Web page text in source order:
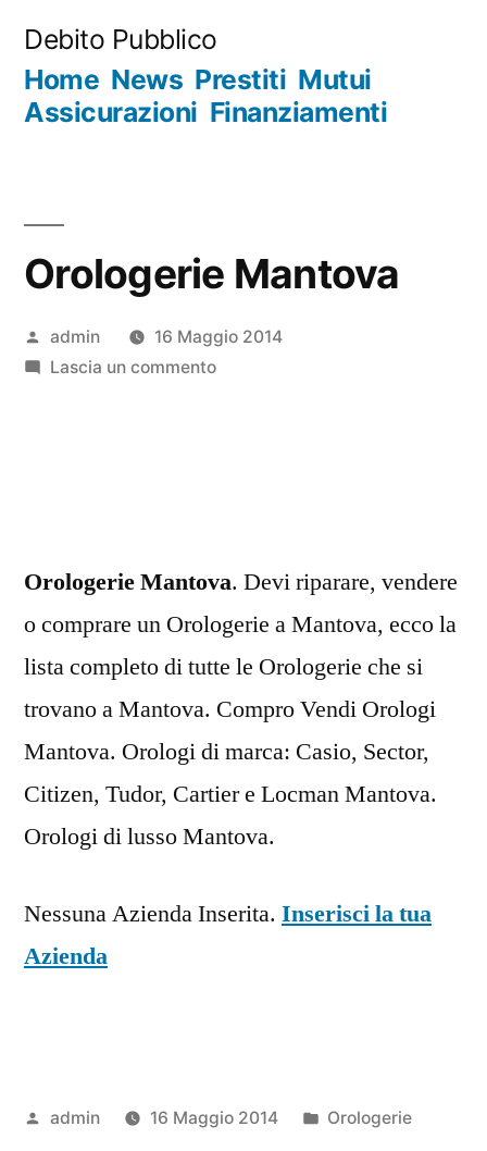
contenuto
Debito Pubblico
Home News Prestiti Mutui
Assicurazioni Finanziamenti
Orologerie Mantova
Pubblicato
da
admin
16 Maggio 2014
Lascia un commentosu
Orologerie Mantova. Devi riparare, vendere
o comprare un Orologerie a Mantova, ecco la
lista completo di tutte le Orologerie che si
trovano a Mantova. Compro Vendi Orologi
Mantova. Orologi di marca: Casio, Sector,
Citizen, Tudor, Cartier e Locman Mantova.
Orologi di lusso Mantova.
Nessuna Azienda Inserita. Inserisci la tua
Azienda
Pubblicato
admin 16 Maggio 2014
Pubblicato
Orologerie